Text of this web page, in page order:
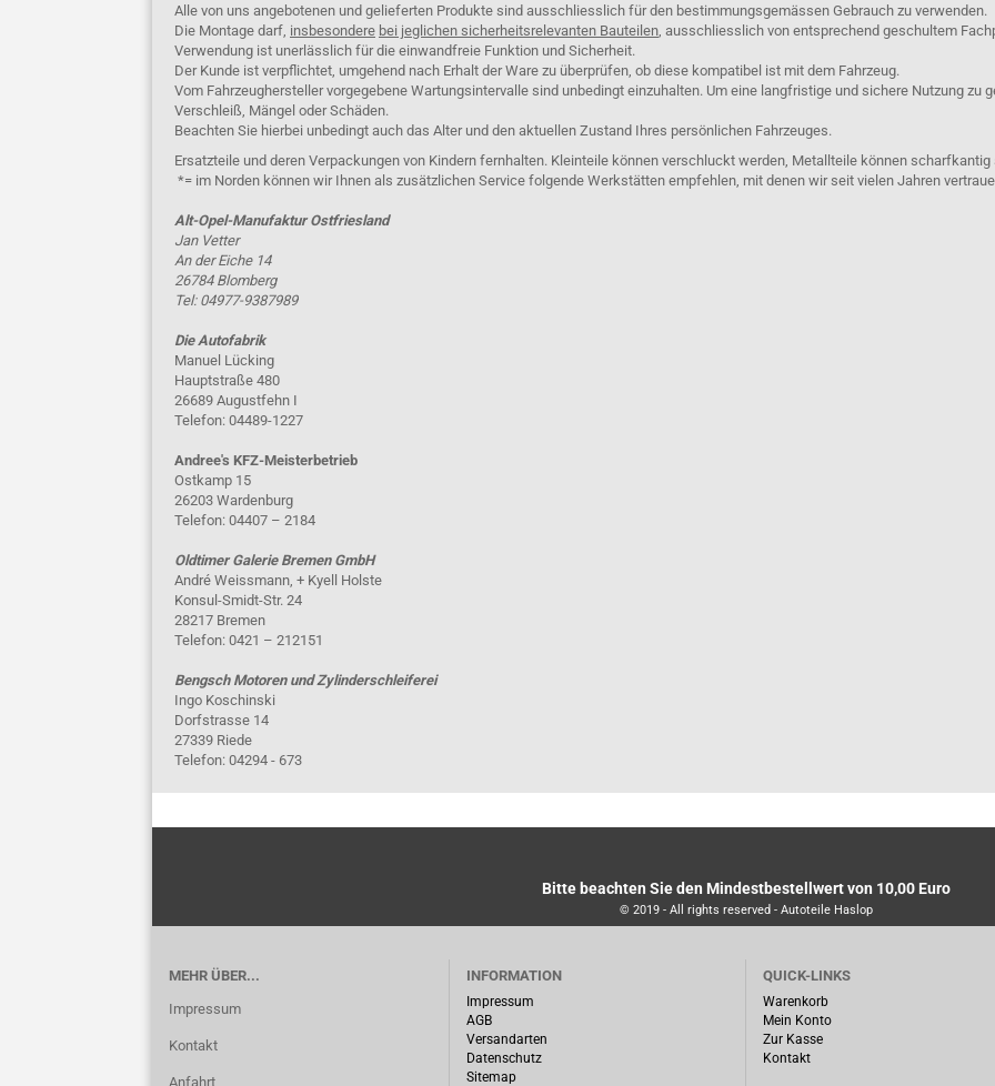
Alle von uns angebotenen und gelieferten Produkte sind ausschliesslich für den bestimmungsgemässen Gebrauch zu verwenden.
Die Montage darf, insbesondere bei jeglichen sicherheitsrelevanten Bauteilen, ausschliesslich von entsprechend geschultem
Verwendung ist unerlässlich für die einwandfreie Funktion und Sicherheit.
Der Kunde ist verpflichtet, umgehend nach Erhalt der Ware zu überprüfen, ob diese kompatibel ist mit dem Fahrzeug.
Vom Fahrzeughersteller vorgegebene Wartungsintervalle sind unbedingt einzuhalten. Um eine langfristige und sichere Nutzung
Verschleiß, Mängel oder Schäden.
Beachten Sie hierbei unbedingt auch das Alter und den aktuellen Zustand Ihres persönlichen Fahrzeuges.
Ersatzteile und deren Verpackungen von Kindern fernhalten. Kleinteile können verschluckt werden, Metallteile können
*= im Norden können wir Ihnen als zusätzlichen Service folgende Werkstätten empfehlen, mit denen wir seit vielen Jahren
Alt-Opel-Manufaktur Ostfriesland
Jan Vetter
An der Eiche 14
26784 Blomberg
Tel: 04977-9387989
Die Autofabrik
Manuel Lücking
Hauptstraße 480
26689 Augustfehn I
Telefon: 04489-1227
Andree's KFZ-Meisterbetrieb
Ostkamp 15
26203 Wardenburg
Telefon: 04407 – 2184
Oldtimer Galerie Bremen GmbH
André Weissmann, + Kyell Holste
Konsul-Smidt-Str. 24
28217 Bremen
Telefon: 0421 – 212151
Bengsch Motoren und Zylinderschleiferei
Ingo Koschinski
Dorfstrasse 14
27339 Riede
Telefon: 04294 - 673
Bitte beachten Sie den Mindestbestellwert von 10,00 Euro
© 2019 - All rights reserved - Autoteile Haslop
MEHR ÜBER...
Impressum
Kontakt
Anfahrt
INFORMATION
Impressum
AGB
Versandarten
Datenschutz
Sitemap
QUICK-LINKS
Warenkorb
Mein Konto
Zur Kasse
Kontakt